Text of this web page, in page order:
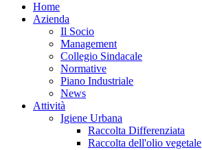
Home
Azienda
Il Socio
Management
Collegio Sindacale
Normative
Piano Industriale
News
Attività
Igiene Urbana
Raccolta Differenziata
Raccolta dell'olio vegetale